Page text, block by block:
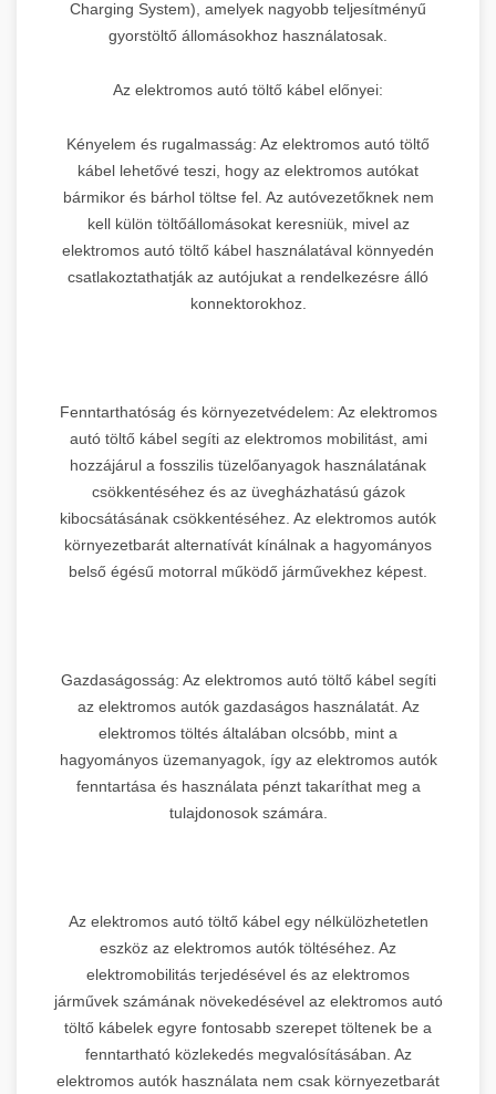
Charging System), amelyek nagyobb teljesítményű
gyorstöltő állomásokhoz használatosak.
Az elektromos autó töltő kábel előnyei:
Kényelem és rugalmasság: Az elektromos autó töltő
kábel lehetővé teszi, hogy az elektromos autókat
bármikor és bárhol töltse fel. Az autóvezetőknek nem
kell külön töltőállomásokat keresniük, mivel az
elektromos autó töltő kábel használatával könnyedén
csatlakoztathatják az autójukat a rendelkezésre álló
konnektorokhoz.
Fenntarthatóság és környezetvédelem: Az elektromos
autó töltő kábel segíti az elektromos mobilitást, ami
hozzájárul a fosszilis tüzelőanyagok használatának
csökkentéséhez és az üvegházhatású gázok
kibocsátásának csökkentéséhez. Az elektromos autók
környezetbarát alternatívát kínálnak a hagyományos
belső égésű motorral működő járművekhez képest.
Gazdaságosság: Az elektromos autó töltő kábel segíti
az elektromos autók gazdaságos használatát. Az
elektromos töltés általában olcsóbb, mint a
hagyományos üzemanyagok, így az elektromos autók
fenntartása és használata pénzt takaríthat meg a
tulajdonosok számára.
Az elektromos autó töltő kábel egy nélkülözhetetlen
eszköz az elektromos autók töltéséhez. Az
elektromobilitás terjedésével és az elektromos
járművek számának növekedésével az elektromos autó
töltő kábelek egyre fontosabb szerepet töltenek be a
fenntartható közlekedés megvalósításában. Az
elektromos autók használata nem csak környezetbarát